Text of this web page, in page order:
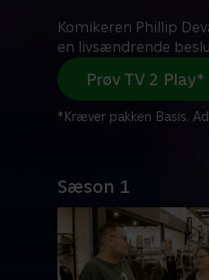
Komikeren Phillip
en livsændrende
Prøv TV 2 Play*
*Kræver pakken Basis.
Sæson 1